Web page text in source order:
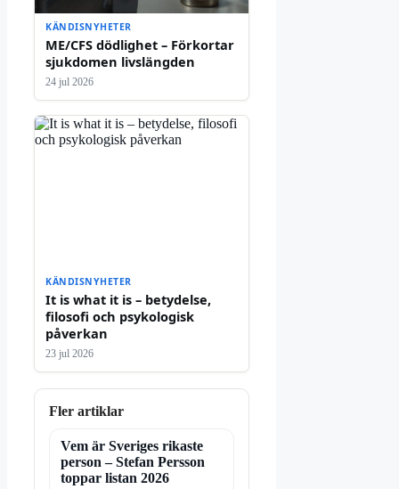
KÄNDISNYHETER
ME/CFS dödlighet – Förkortar
sjukdomen livslängden
24 jul 2026
KÄNDISNYHETER
It is what it is – betydelse,
filosofi och psykologisk
påverkan
23 jul 2026
Fler artiklar
Vem är Sveriges rikaste
person – Stefan Persson
toppar listan 2026